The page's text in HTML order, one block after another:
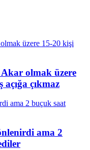
olmak üzere
çıkmaz
ama 2